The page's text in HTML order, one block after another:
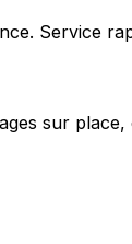
Service
sur